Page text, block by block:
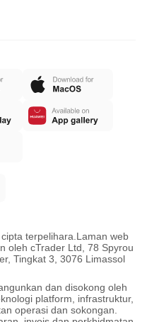
terpelihara. Laman web
oleh cTrader Ltd, 78 Spyrou
Tingkat 3, 3076 Limassol
dan disokong oleh
platform, infrastruktur,
operasi dan sokongan.